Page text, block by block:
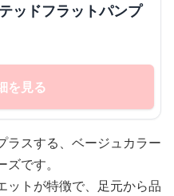
ッドフラットパンプ
を見る
ラスする、ベージュカラー
です。
ットが特徴で、足元から品